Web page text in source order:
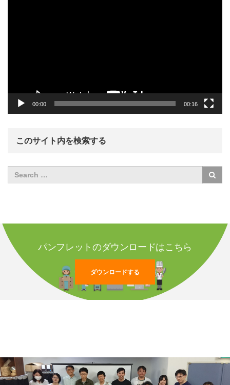
00:00 00:16
このサイト内を検索する
パンフレットのダウンロードはこちら
ダウンロードする